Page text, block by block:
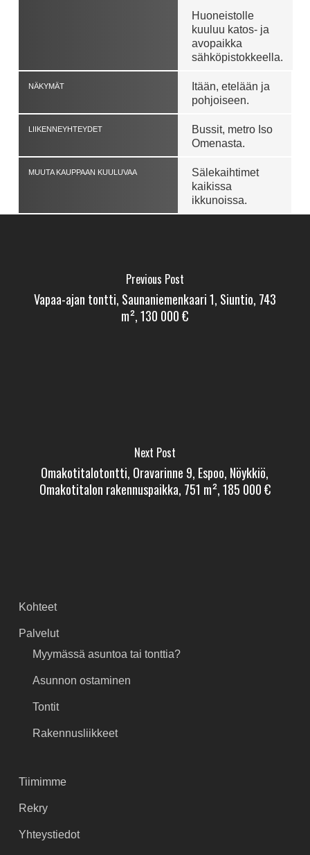
Huoneistolle
kuuluu katos- ja
avopaikka
sähköpistokkeella.
NÄKYMÄT
Itään, etelään ja
pohjoiseen.
LIIKENNEYHTEYDET
Bussit, metro Iso
Omenasta.
MUUTA KAUPPAAN KUULUVAA
Sälekaihtimet
kaikissa
ikkunoissa.
Previous Post
Vapaa-ajan tontti, Saunaniemenkaari 1, Siuntio, 743
m², 130 000 €
Next Post
Omakotitalotontti, Oravarinne 9, Espoo, Nöykkiö,
Omakotitalon rakennuspaikka, 751 m², 185 000 €
Kohteet
Palvelut
Myymässä asuntoa tai tonttia?
Asunnon ostaminen
Tontit
Rakennusliikkeet
Tiimimme
Rekry
Yhteystiedot